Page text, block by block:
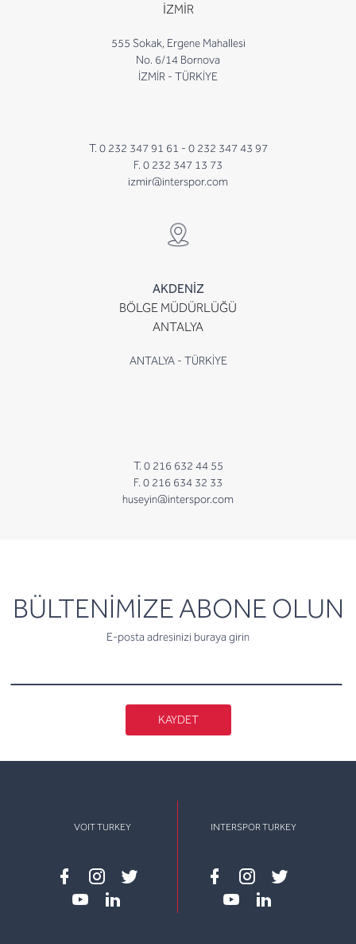
İZMİR
555 Sokak, Ergene Mahallesi
No. 6/14 Bornova
İZMİR - TÜRKİYE
T. 0 232 347 91 61 - 0 232 347 43 97
F. 0 232 347 13 73
izmir@interspor.com
AKDENİZ
BÖLGE MÜDÜRLÜĞÜ
ANTALYA
ANTALYA - TÜRKİYE
T. 0 216 632 44 55
F. 0 216 634 32 33
huseyin@interspor.com
BÜLTENİMİZE ABONE OLUN
E-posta adresinizi buraya girin
newsletter
KAYDET
VOIT TURKEY
Facebook
instagram
twitter
INTERSPOR TURKEY
Facebook
instagram
twitter